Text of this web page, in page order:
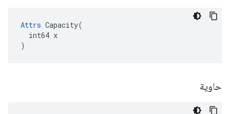
Attrs Capacity(
  int64 x
)
حاوية